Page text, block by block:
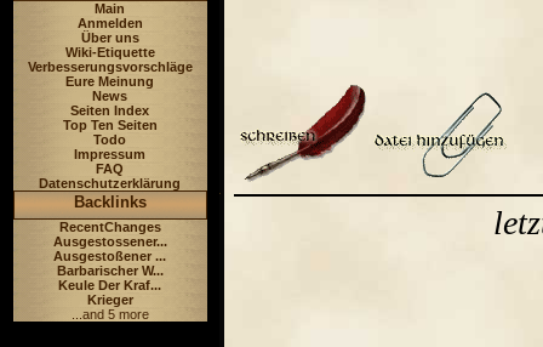
Main
Anmelden
Über uns
Wiki-Etiquette
Verbesserungsvorschläge
Eure Meinung
News
Seiten Index
Top Ten Seiten
Todo
Impressum
FAQ
Datenschutzerklärung
Backlinks
RecentChanges
Ausgestossener...
Ausgestoßener ...
Barbarischer W...
Keule Der Kraf...
Krieger
...and 5 more